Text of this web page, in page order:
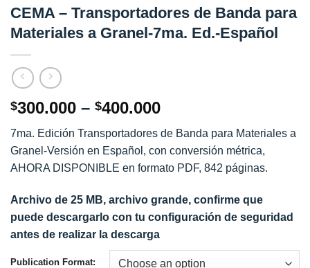
CEMA – Transportadores de Banda para
Materiales a Granel-7ma. Ed.-Español
$300.000 – $400.000Price
$300.000
through
$400.000
7ma. Edición Transportadores de Banda para Materiales a
Granel-Versión en Español, con conversión métrica,
AHORA DISPONIBLE en formato PDF, 842 páginas.
Archivo de 25 MB, archivo grande, confirme que
puede descargarlo con tu configuración de seguridad
antes de realizar la descarga
Publication Format: